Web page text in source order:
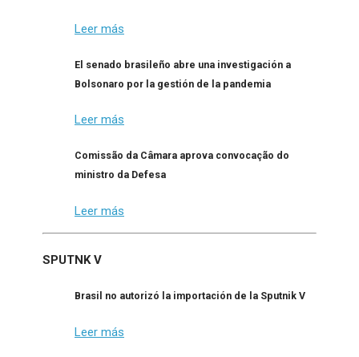
Leer más
El senado brasileño abre una investigación a
Bolsonaro por la gestión de la pandemia
Leer más
Comissão da Câmara aprova convocação do
ministro da Defesa
Leer más
SPUTNK V
Brasil no autorizó la importación de la Sputnik V
Leer más